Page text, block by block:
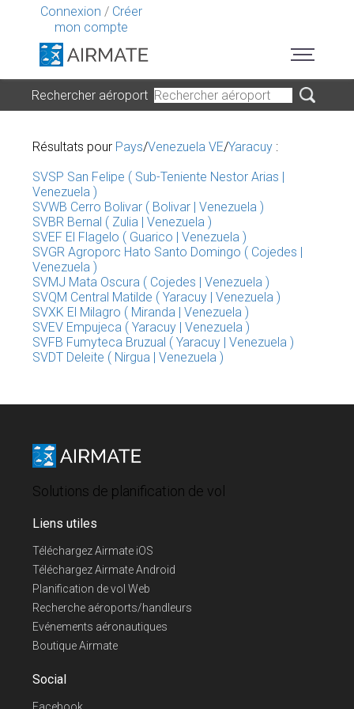
Connexion / Créer
mon compte
Rechercher aéroport
Résultats pour Pays/Venezuela VE/Yaracuy :
SVSP San Felipe ( Sub-Teniente Nestor Arias |
Venezuela )
SVWB Cerro Bolivar ( Bolivar | Venezuela )
SVBR Bernal ( Zulia | Venezuela )
SVEF El Flagelo ( Guarico | Venezuela )
SVGR Agroporc Hato Santo Domingo ( Cojedes |
Venezuela )
SVMJ Mata Oscura ( Cojedes | Venezuela )
SVQM Central Matilde ( Yaracuy | Venezuela )
SVXK El Milagro ( Miranda | Venezuela )
SVEV Empujeca ( Yaracuy | Venezuela )
SVFB Fumyteca Bruzual ( Yaracuy | Venezuela )
SVDT Deleite ( Nirgua | Venezuela )
Solutions de planification de vol
Liens utiles
Téléchargez Airmate iOS
Téléchargez Airmate Android
Planification de vol Web
Recherche aéroports/handleurs
Evénements aéronautiques
Boutique Airmate
Social